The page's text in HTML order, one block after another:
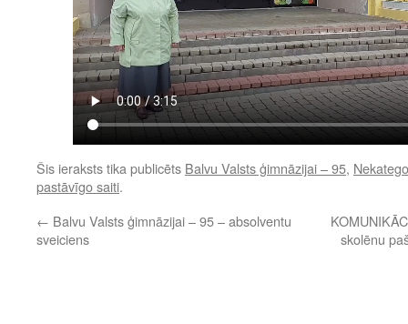
Šis ieraksts tika publicēts Balvu Valsts ģimnāzijai – 95,
pastāvīgo saiti.
← Balvu Valsts ģimnāzijai – 95 – absolventu
sveiciens
skolēnu